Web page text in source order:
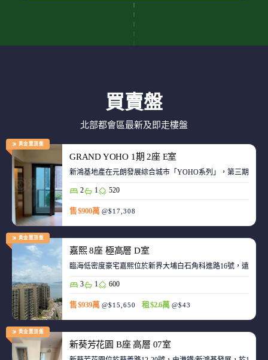
買賣盤
北部都會區最新及即走樓盤
黃金置頂盤
GRAND YOHO 1期 2座 E室
2 1 520
售 $900萬 @$17,308
黃金置頂盤
嘉熙 8座 極高層 D室
臨海低密度豪宅嘉熙位於新界大埔白石角科進路16號，遠離
3 1 600
售 $939萬 @$15,650 租 $2.6萬 @$43
黃金置頂盤
新葵芳花園 B座 高層 07室